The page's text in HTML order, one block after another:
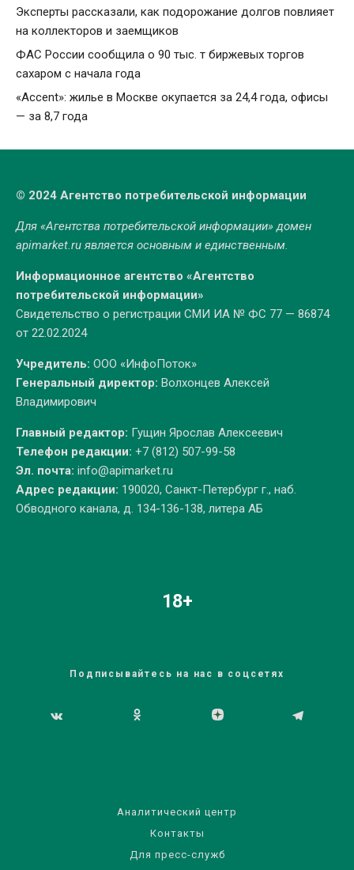
Эксперты рассказали, как подорожание долгов повлияет
на коллекторов и заемщиков
ФАС России сообщила о 90 тыс. т биржевых торгов
сахаром с начала года
«Accent»: жилье в Москве окупается за 24,4 года, офисы
— за 8,7 года
© 2024 Агентство потребительской информации
Для «Агентства потребительской информации» домен
apimarket.ruявляется основным и единственным.
Информационное агентство «Агентство
потребительской информации»
Свидетельство о регистрации СМИ ИА № ФС 77 — 86874
от 22.02.2024
Учредитель: ООО «ИнфоПоток»
Генеральный директор: Волхонцев Алексей
Владимирович
Главный редактор: Гущин Ярослав Алексеевич
Телефон редакции: +7 (812) 507-99-58
Эл. почта: info@apimarket.ru
Адрес редакции: 190020, Санкт-Петербург г., наб.
Обводного канала, д. 134-136-138, литера АБ
18+
Подписывайтесь на нас в соцсетях
Аналитический центр
Контакты
Для пресс-служб